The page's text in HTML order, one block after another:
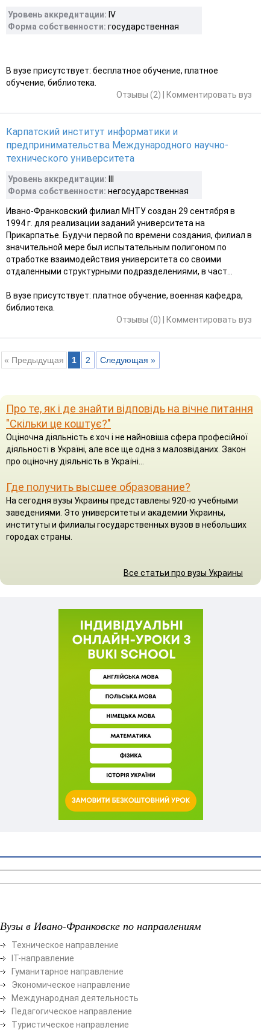
Уровень аккредитации: IV
Форма собственности: государственная
В вузе присутствует: бесплатное обучение, платное
обучение, библиотека.
Отзывы (2)
Комментировать вуз
Карпатский институт информатики и
предпринимательства Международного научно-
технического университета
Уровень аккредитации:
Форма собственности: негосударственная
Ивано-Франковский филиал МНТУ создан 29 сентября в
1994 г. для реализации заданий университета на
Прикарпатье. Будучи первой по времени создания, филиал в
значительной мере был испытательным полигоном по
отработке взаимодействия университета со своими
отдаленными структурными подразделениями, в част...
В вузе присутствует: платное обучение, военная кафедра,
библиотека.
Отзывы (0)
Комментировать вуз
« Предыдущая 1 2 Следующая »
Про те, як і де знайти відповідь на вічне питання
"Скільки це коштує?"
Оціночна діяльність є хоч і не найновіша сфера професійної
діяльності в Україні, але все ще одна з малозвіданих. Закон
про оціночну діяльність в Україні...
Где получить высшее образование?
На сегодня вузы Украины представлены 920-ю учебными
заведениями. Это университеты и академии Украины,
институты и филиалы государственных вузов в небольших
городах страны.
Все статьи про вузы Украины
Вузы в Ивано-Франковске по направлениям
Техническое направление
ІТ-направление
Гуманитарное направление
Экономическое направление
Международная деятельность
Педагогическое направление
Туристическое направление